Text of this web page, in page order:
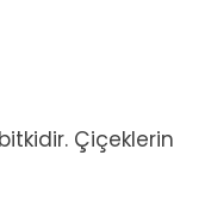
Çiçeklerin